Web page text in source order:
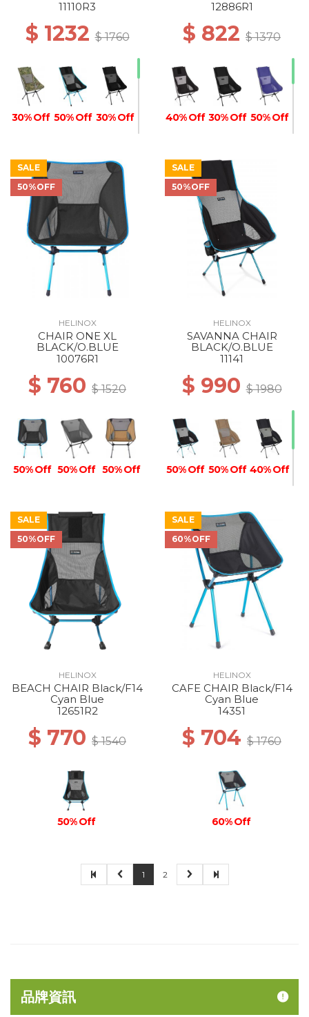
11110R3
$ 1232$ 1760
30% Off 50% Off 30% Off
30% Off 30% Off 40% Off
40% Off 50% Off 50% Off
50% Off
12886R1
$ 822 $ 1370
40% Off 30% Off 50% Off
40% Off 50% Off
50% Off
SALE
50%OFF
HELINOX
CHAIR ONE XL
BLACK/O.BLUE
10076R1
$ 760 $ 1520
50% Off 50% Off 50% Off
SALE
50%OFF
HELINOX
SAVANNA CHAIR
BLACK/O.BLUE
11141
$ 990$ 1980
50% Off 50% Off 40% Off
40% Off
SALE
50%OFF
HELINOX
BEACH CHAIR Black/F14
Cyan Blue
12651R2
$ 770 $ 1540
50% Off
SALE
60%OFF
HELINOX
CAFE CHAIR Black/F14
Cyan Blue
14351
$ 704 $ 1760
60% Off
1 2
品牌資訊